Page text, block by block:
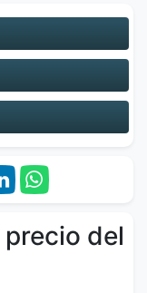
del